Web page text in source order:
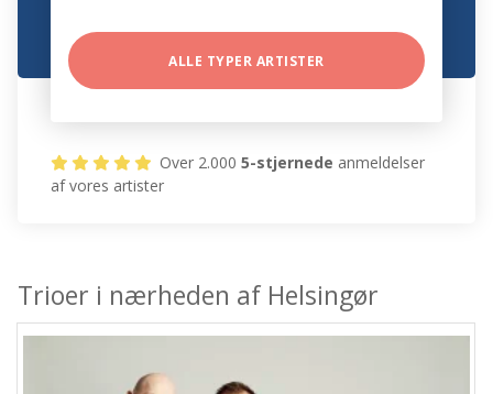
ALLE TYPER ARTISTER
Over 2.0005-stjernede anmeldelser
af vores artister
Trioer i nærheden af Helsingør